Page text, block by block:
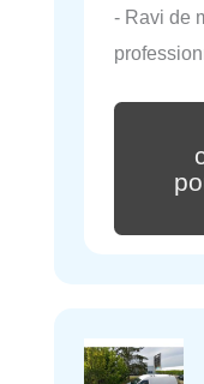
- Ravi de